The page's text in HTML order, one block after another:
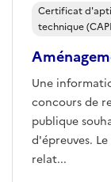
Une
concours de
publique
d'épreuves.
relat...
Certificat
technique